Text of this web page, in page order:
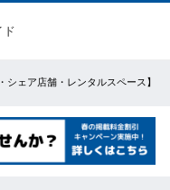
ド
シェア店舗・レンタルスペース】